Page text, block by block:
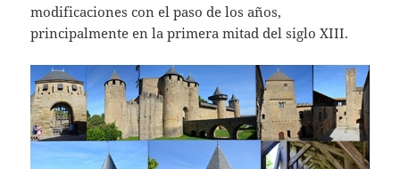
modificaciones con el paso de los años,
principalmente en la primera mitad del siglo XIII.